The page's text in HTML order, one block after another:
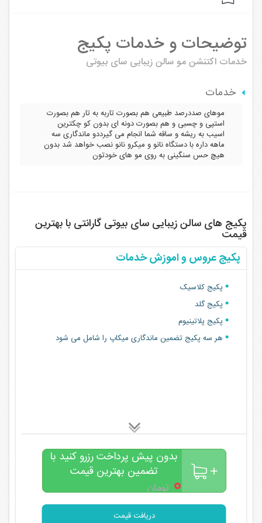
توضیحات و خدمات پکیج
خدمات اکتنشن موسالن زیبایی سای بیوتی
خدمات
موهای صددرصد طبیعی هم بصورت تاربه به تار هم بصورت
استپی و چسبی و هم بصورت دونه ای بدون کو چکترین
اسیب به ریشه و ساقه شما انجام می گیرددو ماندگاری سه
ماهه داره با دستگاه نانو و میکرو نانو نصب خواهد شد بدون
هیچ حس سنگینی به روی مو های خودتون
پکیج های سالن زیبایی سای بیوتی گارانتی با بهترین
قیمت
پکیج عروس و اموزش خدمات
پکیج کلاسیک
پکیج گلد
پکیج پلاتینیوم
هر سه پکیج تضمین ماندگاری میکاپ را شامل می شود
بدون پیش پرداخت رزرو کنید با
تضمین بهترین قیمت
۰تومان
دریافت قیمت